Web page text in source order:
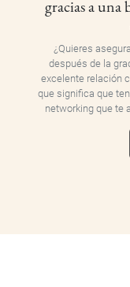
gracias a una
¿Quieres
después de la
excelente relación
que significa que
networking que te